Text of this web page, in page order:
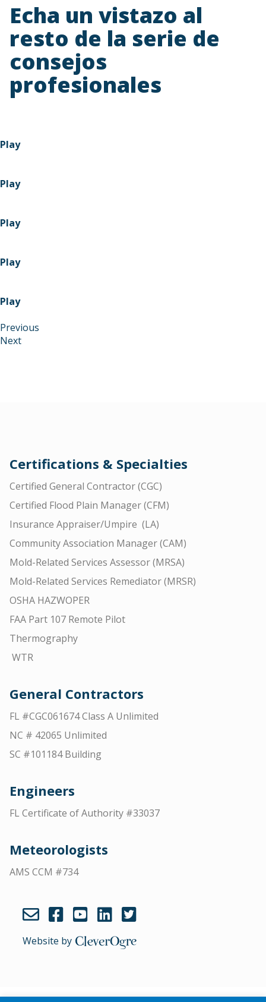
Echa un vistazo al
resto de la serie de
consejos
profesionales
Play
Play
Play
Play
Play
Previous
Next
Certifications & Specialties
Certified General Contractor (CGC)
Certified Flood Plain Manager (CFM)
Insurance Appraiser/Umpire (LA)
Community Association Manager (CAM)
Mold-Related Services Assessor (MRSA)
Mold-Related Services Remediator (MRSR)
OSHA HAZWOPER
FAA Part 107 Remote Pilot
Thermography
WTR
General Contractors
FL #CGC061674 Class A Unlimited
NC # 42065 Unlimited
SC #101184 Building
Engineers
FL Certificate of Authority #33037
Meteorologists
AMS CCM #734
Website by CleverOgre